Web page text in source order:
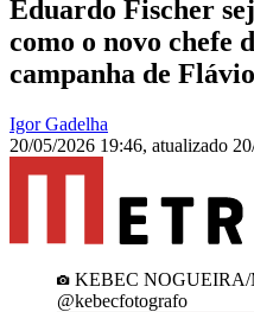
Eduardo Fischer
como o novo chefe
campanha de
Igor Gadelha
20/05/2026 19:46, atualizado
KEBEC NOGUEIRA/
@kebecfotografo